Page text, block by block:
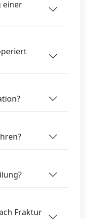
einer
Fraktur